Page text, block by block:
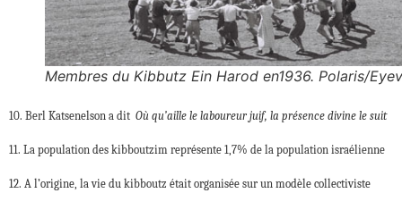
Membres du Kibbutz Ein Harod en1936. Polaris/
10. Berl Katsenelson a dit Où qu’aille le laboureur juif, la présence divine le suit
11. La population des kibboutzim représente 1,7% de la population israélienne
12. A l’origine, la vie du kibboutz était organisée sur un modèle collectiviste